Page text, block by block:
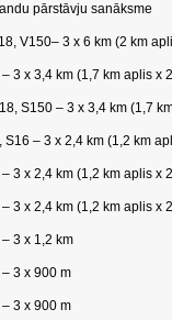
pārstāvju sanāksme
3 x 6 km (2 km
3,4 km (1,7 km aplis x
– 3 x 3,4 km (1,7 km
3 x 2,4 km (1,2 km
2,4 km (1,2 km aplis x
2,4 km (1,2 km aplis x
x 1,2 km
x 900 m
x 900 m